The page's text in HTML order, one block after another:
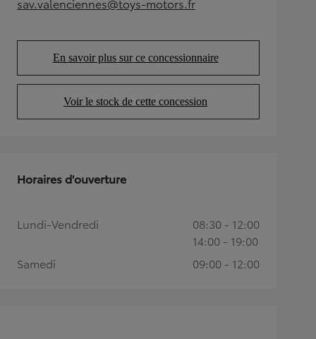
(Opens in new tab)
En savoir plus sur ce concessionnaire
(Opens in new tab)
Voir le stock de cette concession
(Opens in new tab)
Horaires d'ouverture
Lundi-Vendredi
08:30 - 12:00
14:00 - 19:00
Samedi
09:00 - 12:00